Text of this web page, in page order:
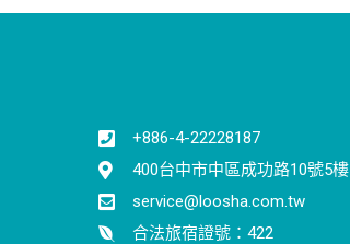
+886-4-22228187
400台中市中區成功路10號5樓
service@loosha.com.tw
合法旅宿證號：422